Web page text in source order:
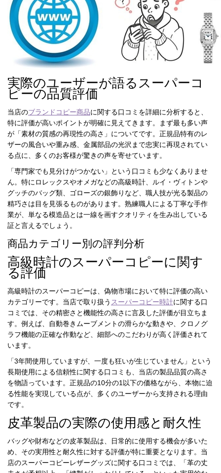
実際のユーザーが語るスーパーコ
ピーの品質評価
当店のブランドコピー商品に関する口コミを詳細に分析すると、
特に評価が高いポイントが明確に見えてきます。まず最も多い声
が「素材の質感の再現性の高さ」についてです。正規品特有のレ
ザーの風合いや重み感、金属部品の光沢まで忠実に再現されてい
る点に、多くのお客様が驚きの声を寄せています。
「専門家でも見分けがつかない」という口コミも少なくありませ
ん。特にロレックスやオメガなどの高級時計、ルイ・ヴィトンや
グッチのバッグ類、ゴローズの銀飾りなど、職人技が光る製品の
精巧さは目を見張るものがあります。熟練職人による丁寧な手作
業が、単なる模造品とは一線を画すクオリティを生み出している
証と言えるでしょう。
商品カテゴリー別の評判分析
高級時計のスーパーコピーに関す
る評価
高級時計のスーパーコピーは、偽物市場において特に評価の高い
カテゴリーです。当店で取り扱う スーパーコピー時計に関する口
コミでは、その精密さと機能性の高さに言及した評価が目立ちま
す。例えば、自動巻きムーブメントの滑らかな動きや、クロノグ
ラフ機能の正確な作動など、細部へのこだわりが高く評価されて
います。
「3年間使用していますが、一度も狂いが生じていません」という
長期使用による信頼性に関する口コミも、当店の製品品質の高さ
を物語っています。正規品の10分の1以下の価格ながら、本物に迫
る性能を実現している点が、多くのユーザーから支持される理由
です。
皮革製品の実際の使用感と耐久性
バッグや財布などの皮革製品は、日常的に使用する機会が多いた
め、その実用性と耐久性に対する評価が特に重要となります。当
店のスーパーコピーレザーグッズに関する口コミでは、「革の丈